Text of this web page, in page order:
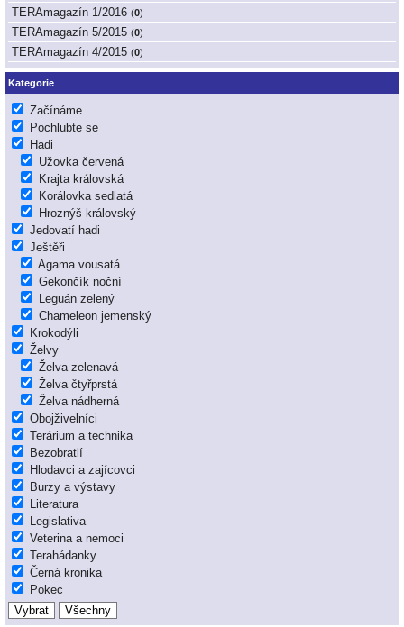
TERAmagazín 1/2016 (0)
TERAmagazín 5/2015 (0)
TERAmagazín 4/2015 (0)
Kategorie
Začínáme
Pochlubte se
Hadi
Užovka červená
Krajta královská
Korálovka sedlatá
Hroznýš královský
Jedovatí hadi
Ještěři
Agama vousatá
Gekončík noční
Leguán zelený
Chameleon jemenský
Krokodýli
Želvy
Želva zelenavá
Želva čtyřprstá
Želva nádherná
Obojživelníci
Terárium a technika
Bezobratlí
Hlodavci a zajícovci
Burzy a výstavy
Literatura
Legislativa
Veterina a nemoci
Terahádanky
Černá kronika
Pokec